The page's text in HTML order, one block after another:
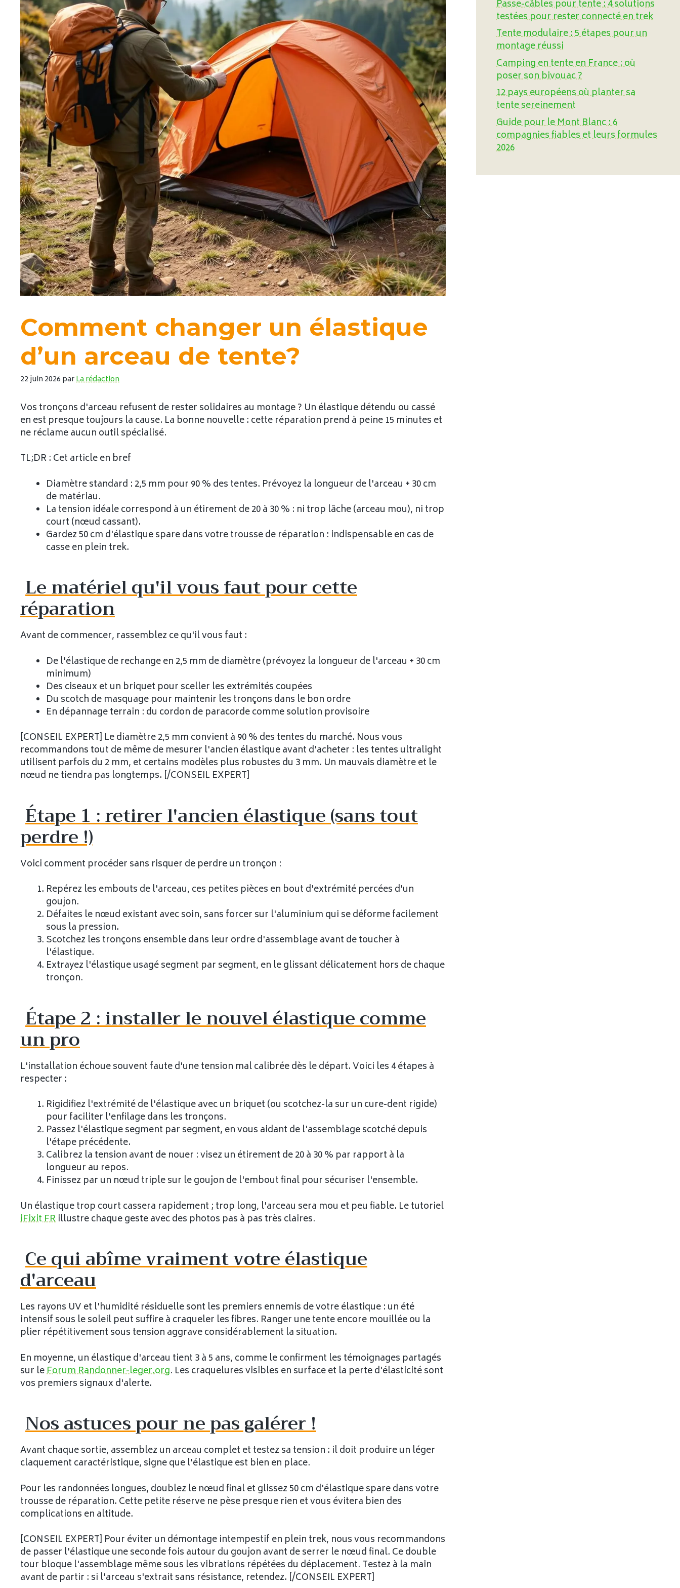
Comment changer un élastique
d’un arceau de tente?
22 juin 2026 parLa rédaction
Vos tronçons d'arceau refusent de rester solidaires au montage ? Un élastique détendu ou cassé
en est presque toujours la cause. La bonne nouvelle : cette réparation prend à peine 15 minutes et
ne réclame aucun outil spécialisé.
TL;DR : Cet article en bref
Diamètre standard : 2,5 mm pour 90 % des tentes. Prévoyez la longueur de l'arceau + 30 cm
de matériau.
La tension idéale correspond à un étirement de 20 à 30 % : ni trop lâche (arceau mou), ni trop
court (nœud cassant).
Gardez 50 cm d'élastique spare dans votre trousse de réparation : indispensable en cas de
casse en plein trek.
Le matériel qu'il vous faut pour cette
réparation
Avant de commencer, rassemblez ce qu'il vous faut :
De l'élastique de rechange en 2,5 mm de diamètre (prévoyez la longueur de l'arceau + 30 cm
minimum)
Des ciseaux et un briquet pour sceller les extrémités coupées
Du scotch de masquage pour maintenir les tronçons dans le bon ordre
En dépannage terrain : du cordon de paracorde comme solution provisoire
[CONSEIL EXPERT] Le diamètre 2,5 mm convient à 90 % des tentes du marché. Nous vous
recommandons tout de même de mesurer l'ancien élastique avant d'acheter : les tentes ultralight
utilisent parfois du 2 mm, et certains modèles plus robustes du 3 mm. Un mauvais diamètre et le
nœud ne tiendra pas longtemps. [/CONSEIL EXPERT]
Étape 1 : retirer l'ancien élastique (sans tout
perdre !)
Voici comment procéder sans risquer de perdre un tronçon :
Repérez les embouts de l'arceau, ces petites pièces en bout d'extrémité percées d'un
goujon.
Défaites le nœud existant avec soin, sans forcer sur l'aluminium qui se déforme facilement
sous la pression.
Scotchez les tronçons ensemble dans leur ordre d'assemblage avant de toucher à
l'élastique.
Extrayez l'élastique usagé segment par segment, en le glissant délicatement hors de chaque
tronçon.
Étape 2 : installer le nouvel élastique comme
un pro
L'installation échoue souvent faute d'une tension mal calibrée dès le départ. Voici les 4 étapes à
respecter :
Rigidifiez l'extrémité de l'élastique avec un briquet (ou scotchez-la sur un cure-dent rigide)
pour faciliter l'enfilage dans les tronçons.
Passez l'élastique segment par segment, en vous aidant de l'assemblage scotché depuis
l'étape précédente.
Calibrez la tension avant de nouer : visez un étirement de 20 à 30 % par rapport à la
longueur au repos.
Finissez par un nœud triple sur le goujon de l'embout final pour sécuriser l'ensemble.
Un élastique trop court cassera rapidement ; trop long, l'arceau sera mou et peu fiable. Le tutoriel
iFixit FR illustre chaque geste avec des photos pas à pas très claires.
Ce qui abîme vraiment votre élastique
d'arceau
Les rayons UV et l'humidité résiduelle sont les premiers ennemis de votre élastique : un été
intensif sous le soleil peut suffire à craqueler les fibres. Ranger une tente encore mouillée ou la
plier répétitivement sous tension aggrave considérablement la situation.
En moyenne, un élastique d'arceau tient 3 à 5 ans, comme le confirment les témoignages partagés
sur leForum Randonner-leger.org. Les craquelures visibles en surface et la perte d'élasticité sont
vos premiers signaux d'alerte.
Nos astuces pour ne pas galérer !
Avant chaque sortie, assemblez un arceau complet et testez sa tension : il doit produire un léger
claquement caractéristique, signe que l'élastique est bien en place.
Pour les randonnées longues, doublez le nœud final et glissez 50 cm d'élastique spare dans votre
trousse de réparation. Cette petite réserve ne pèse presque rien et vous évitera bien des
complications en altitude.
[CONSEIL EXPERT] Pour éviter un démontage intempestif en plein trek, nous vous recommandons
de passer l'élastique une seconde fois autour du goujon avant de serrer le nœud final. Ce double
tour bloque l'assemblage même sous les vibrations répétées du déplacement. Testez à la main
avant de partir : si l'arceau s'extrait sans résistance, retendez. [/CONSEIL EXPERT]
Passe-câbles pour tente : 4 solutions
testées pour rester connecté en trek
Tente modulaire : 5 étapes pour un
montage réussi
Camping en tente en France : où
poser son bivouac ?
12 pays européens où planter sa
tente sereinement
Guide pour le Mont Blanc : 6
compagnies fiables et leurs formules
2026